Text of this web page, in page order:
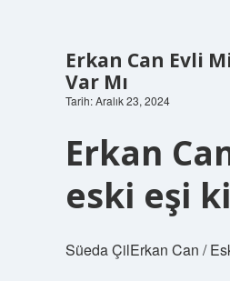
Erkan Can Evli
Var Mı
Tarih: Aralık 23, 2024
Erkan
eski eşi
Süeda ÇilErkan Can /